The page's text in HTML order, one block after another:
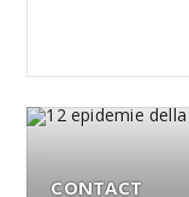
CONTACT